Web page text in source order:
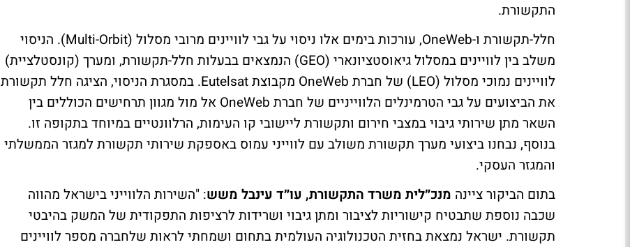
התקשורת.
חלל-תקשורת ו-OneWeb, עורכות בימים אלו ניסוי על גבי לוויינים מרובי מסלול (Multi-Orbit). הניסוי
משלב בין לוויינים במסלול גיאוסטציונארי (GEO) הנמצאים בבעלות חלל-תקשורת, ומערך (קונסטלציית)
לוויינים נמוכי מסלול (LEO) של חברת OneWeb מקבוצת Eutelsat. במסגרת הניסוי, הציגה חלל תקשורת
את הביצועים על גבי הטרמינלים הלווייניים של חברת OneWeb אל מול מגוון תרחישים הכוללים בין
השאר מתן שירותי גיבוי במצבי חירום ותקשורת ליישובי קו העימות, הרלוונטיים במיוחד בתקופה זו.
בנוסף, נבחנו ביצועי מערך תקשורת משולב עם לווייני עמוס באספקת שירותי תקשורת למגזר הממשלתי
והמגזר העסקי.
בתום הביקור ציינה מנכ״לית משרד התקשורת, עו״ד עינבל משש: "השירות הלווייני בישראל מהווה
שכבה נוספת שתבטיח קישוריות לציבור ומתן גיבוי ושרידות לרציפות התפקודית של המשק בהיבטי
תקשורת. ישראל נמצאת בחזית הטכנולוגיה העולמית בתחום ושמחתי לראות שלחברה מספר לוויינים